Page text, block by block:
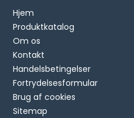
Hjem
Produktkatalog
Om os
Kontakt
Handelsbetingelser
Fortrydelsesformular
Brug af cookies
Sitemap